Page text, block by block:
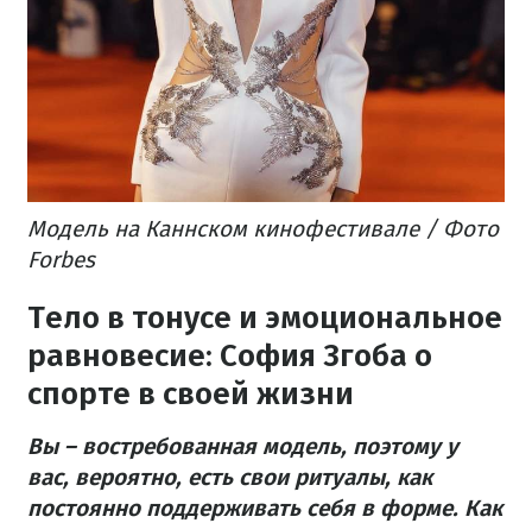
Модель на Каннском кинофестивале / Фото
Forbes
Тело в тонусе и эмоциональное
равновесие: София Згоба о
спорте в своей жизни
Вы – востребованная модель, поэтому у
вас, вероятно, есть свои ритуалы, как
постоянно поддерживать себя в форме. Как